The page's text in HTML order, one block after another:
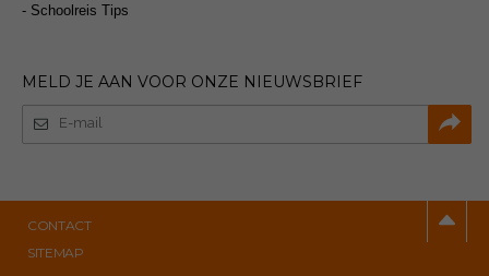
- Schoolreis Tips
MELD JE AAN VOOR ONZE NIEUWSBRIEF
CONTACT
SITEMAP